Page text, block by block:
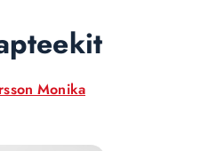
Monika